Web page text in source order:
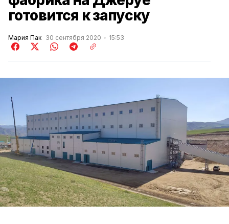
готовится к запуску
Мария Пак 30 сентября 2020 15:53